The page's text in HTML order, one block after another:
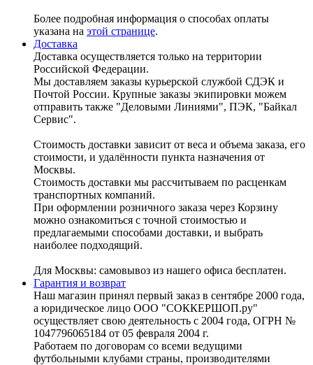
Более подробная информация о способах оплаты
указана на этой странице.
Доставка
Доставка осуществляется только на территории
Российской Федерации.
Мы доставляем заказы курьерской службой СДЭК и
Почтой России. Крупные заказы экипировки можем
отправить также "Деловыми Линиями", ПЭК, "Байкал
Сервис".
Стоимость доставки зависит от веса и объема заказа, его
стоимости, и удалённости пункта назначения от
Москвы.
Стоимость доставки мы рассчитываем по расценкам
транспортных компаний.
При оформлении розничного заказа через Корзину
можно ознакомиться с точной стоимостью и
предлагаемыми способами доставки, и выбрать
наиболее подходящий.
Для Москвы: самовывоз из нашего офиса бесплатен.
Гарантия и возврат
Наш магазин принял первый заказ в сентябре 2000 года,
а юридическое лицо ООО "СОККЕРШОП.ру"
осуществляет свою деятельность с 2004 года, ОГРН №
1047796065184 от 05 февраля 2004 г.
Работаем по договорам со всеми ведущими
футбольными клубами страны, производителями